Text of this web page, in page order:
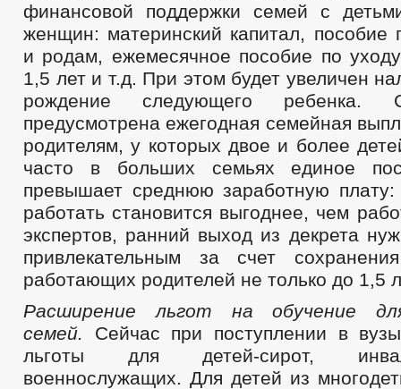
финансовой поддержки семей с
женщин: материнский капитал, пособие
и родам, ежемесячное пособие по
1,5 лет и т.д. При этом будет увеличен
рождение следующего
предусмотрена ежегодная семейная
родителям, у которых двое и более
часто в больших семьях единое
превышает среднюю заработную плату:
работать становится выгоднее, чем
экспертов, ранний выход из декрета
привлекательным за счет
работающих родителей не только до 1,5
Расширение льгот на обучение
семей. Сейчас при поступлении в
льготы для детей-сирот,
военнослужащих. Для детей из